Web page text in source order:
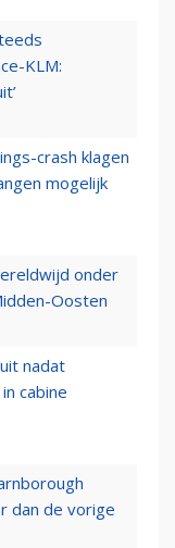
KLM:
crash klagen
mogelijk
onder
Oosten
nadat
cabine
dan de vorige